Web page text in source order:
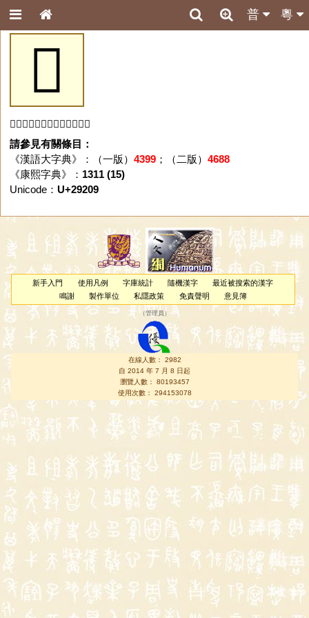
粵
普
𩈉
「𩈉」字未收錄於本資料庫。
請參見有關條目：
《漢語大字典》：（一版） 4399；（二版） 4688
《康熙字典》： 1311 (15)
Unicode： U+29209
新手入門 使用凡例 字庫統計 隨機漢字
最近被搜索的漢字
鳴謝
製作單位 私隱政策 免責聲明 意見簿
（管理員 ）
在線人數： 2982
自 2014 年 7 月 8 日起
瀏覽人數： 80193457
使用次數： 294153078